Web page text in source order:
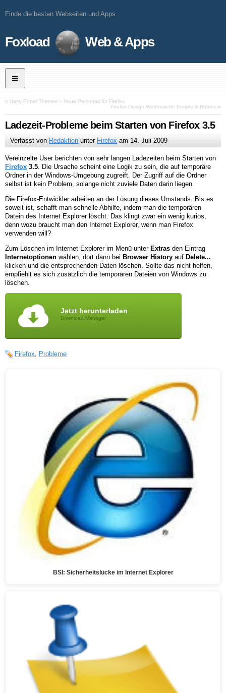
Finde die besten Webseiten und Apps
Foxload Web & Apps
« Harry Potter Themes – Neue Personas für Firefox
Firefox Design Wettbewerb: People & Robots »
Ladezeit-Probleme beim Starten von Firefox 3.5
Verfasst von Redaktion unter Firefox am 14. Juli 2009
Vereinzelte User berichten von sehr langen Ladezeiten beim Starten von
Firefox 3.5. Die Ursache scheint eine Logik zu sein, die auf temporäre
Ordner in der Windows-Umgebung zugreift. Der Zugriff auf die Ordner
selbst ist kein Problem, solange nicht zuviele Daten darin liegen.
Die Firefox-Entwickler arbeiten an der Lösung dieses Umstands. Bis es
soweit ist, schafft man schnelle Abhilfe, indem man die temporären
Datein des Internet Explorer löscht. Das klingt zwar ein wenig kurios,
denn wozu braucht man den Internet Explorer, wenn man Firefox
verwenden will?
Zum Löschen im Internet Explorer im Menü unter Extras den Eintrag
Internetoptionen wählen, dort dann bei Browser History auf Delete...
klicken und die entsprechenden Daten löschen. Sollte das nicht helfen,
empfiehlt es sich zusätzlich die temporären Dateien von Windows zu
löschen.
Jetzt herunterladen
Download Manager
Firefox, Probleme
BSI: Sicherheitslücke im Internet Explorer